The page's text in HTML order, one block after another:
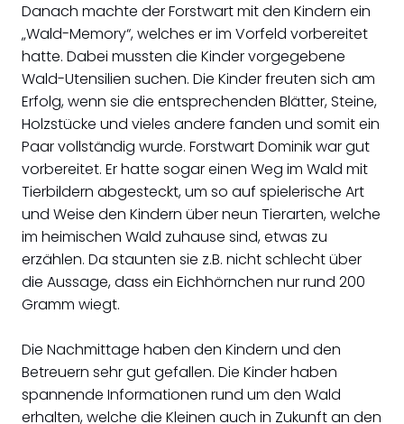
Danach machte der Forstwart mit den Kindern ein
„Wald-Memory“, welches er im Vorfeld vorbereitet
hatte. Dabei mussten die Kinder vorgegebene
Wald-Utensilien suchen. Die Kinder freuten sich am
Erfolg, wenn sie die entsprechenden Blätter, Steine,
Holzstücke und vieles andere fanden und somit ein
Paar vollständig wurde. Forstwart Dominik war gut
vorbereitet. Er hatte sogar einen Weg im Wald mit
Tierbildern abgesteckt, um so auf spielerische Art
und Weise den Kindern über neun Tierarten, welche
im heimischen Wald zuhause sind, etwas zu
erzählen. Da staunten sie z.B. nicht schlecht über
die Aussage, dass ein Eichhörnchen nur rund 200
Gramm wiegt.
Die Nachmittage haben den Kindern und den
Betreuern sehr gut gefallen. Die Kinder haben
spannende Informationen rund um den Wald
erhalten, welche die Kleinen auch in Zukunft an den